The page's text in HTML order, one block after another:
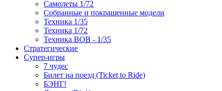
Самолеты 1/72
Собранные и покрашенные модели
Техника 1/35
Техника 1/72
Техника ВОВ - 1/35
Стратегические
Супер-игры
7 чудес
Билет на поезд (Ticket to Ride)
БЭНГ!